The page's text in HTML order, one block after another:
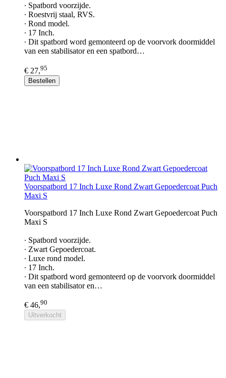
∙ Spatbord voorzijde.
∙ Roestvrij staal, RVS.
∙ Rond model.
∙ 17 Inch.
∙ Dit spatbord word gemonteerd op de voorvork doormiddel
van een stabilisator en een spatbord…
€ 27,95
Bestellen
Voorspatbord 17 Inch Luxe Rond Zwart Gepoedercoat Puch
Maxi S
Voorspatbord 17 Inch Luxe Rond Zwart Gepoedercoat Puch
Maxi S
∙ Spatbord voorzijde.
∙ Zwart Gepoedercoat.
∙ Luxe rond model.
∙ 17 Inch.
∙ Dit spatbord word gemonteerd op de voorvork doormiddel
van een stabilisator en…
€ 46,90
Uitverkocht